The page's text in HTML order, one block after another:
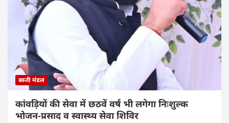
बस्ती मंडल
कांवड़ियों की सेवा में छठवें वर्ष भी लगेगा निःशुल्क
भोजन-प्रसाद व स्वास्थ्य सेवा शिविर